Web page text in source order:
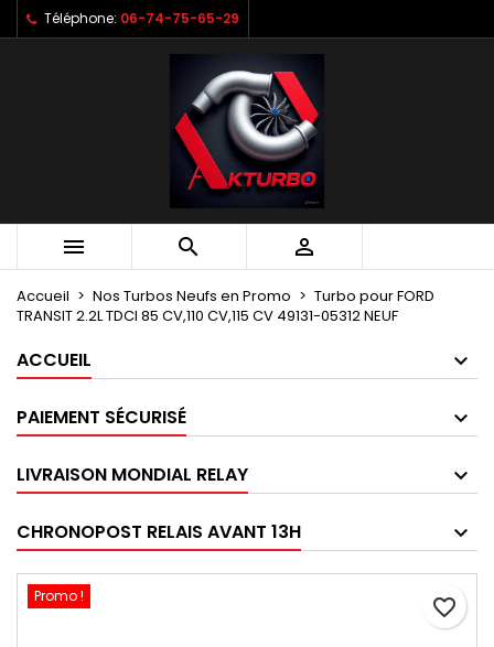
Téléphone: 06-74-75-65-29
  
Accueil Nos Turbos Neufs en Promo
Turbo pour FORD
TRANSIT 2.2L TDCI 85 CV,110 CV,115 CV 49131-05312 NEUF
ACCUEIL
PAIEMENT SÉCURISÉ
LIVRAISON MONDIAL RELAY
CHRONOPOST RELAIS AVANT 13H
favorite_border
Promo !
Mes listes d'envies
Créer une nouvelle liste
Créer une liste d'envies
Nom de la liste d'envies
Connexion
Vous devez être connecté pour ajouter des produits à